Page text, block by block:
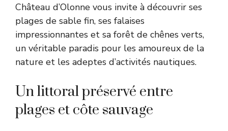
Château d’Olonne vous invite à découvrir ses
plages de sable fin, ses falaises
impressionnantes et sa forêt de chênes verts,
un véritable paradis pour les amoureux de la
nature et les adeptes d’activités nautiques.
Un littoral préservé entre
plages et côte sauvage